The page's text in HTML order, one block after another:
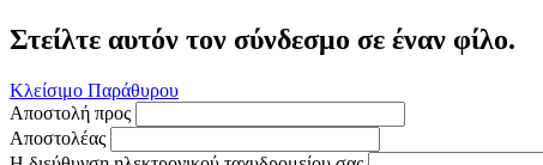
Στείλτε αυτόν τον σύνδεσμο σε έναν φίλο.
Κλείσιμο Παράθυρου
Αποστολή προς
Αποστολέας